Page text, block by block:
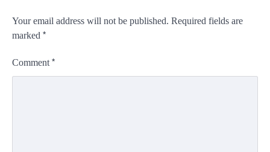
Your email address will not be published. Required fields are
marked *
Comment *